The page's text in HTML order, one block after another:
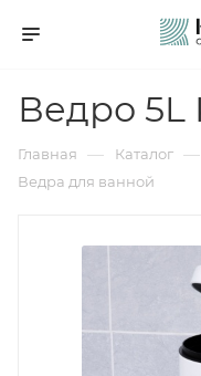
Ведро 5L
Главная — Каталог —
Ведра для ванной